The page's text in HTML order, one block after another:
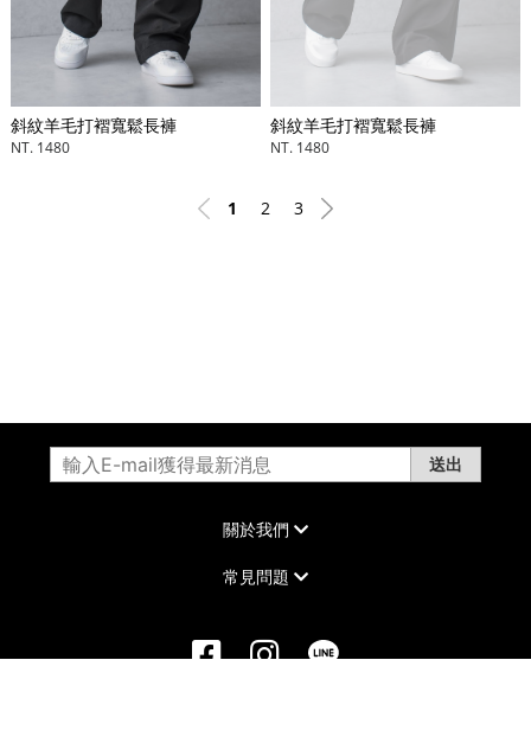
斜紋羊毛打褶寬鬆長褲
NT. 1480
斜紋羊毛打褶寬鬆長褲
NT. 1480
1 2 3
送出
關於我們
常見問題